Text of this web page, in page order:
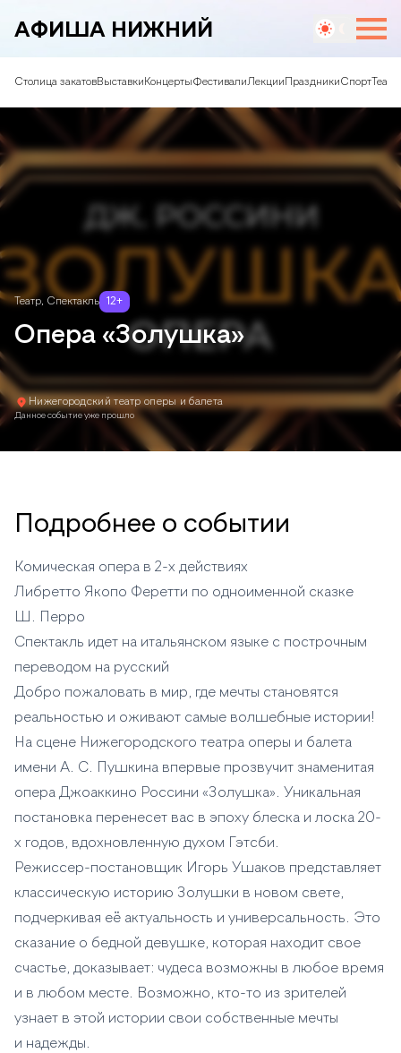
АФИША НИЖНИЙ
Столица закатовВыставкиКонцертыФестивалиЛекции ПраздникиСпорт
Театр, Спектакль 12+
Опера «Золушка»
Нижегородский театр оперы и балета
Данное событие уже прошло
Подробнее о событии
Комическая опера в 2-х действиях
Либретто Якопо Феретти по одноименной сказке
Ш. Перро
Спектакль идет на итальянском языке с построчным
переводом на русский
Добро пожаловать в мир, где мечты становятся
реальностью и оживают самые волшебные истории!
На сцене Нижегородского театра оперы и балета
имени А. С. Пушкина впервые прозвучит знаменитая
опера Джоаккино Россини «Золушка». Уникальная
постановка перенесет вас в эпоху блеска и лоска 20-
х годов, вдохновленную духом Гэтсби.
Режиссер-постановщик Игорь Ушаков представляет
классическую историю Золушки в новом свете,
подчеркивая её актуальность и универсальность. Это
сказание о бедной девушке, которая находит свое
счастье, доказывает: чудеса возможны в любое время
и в любом месте. Возможно, кто-то из зрителей
узнает в этой истории свои собственные мечты
и надежды.